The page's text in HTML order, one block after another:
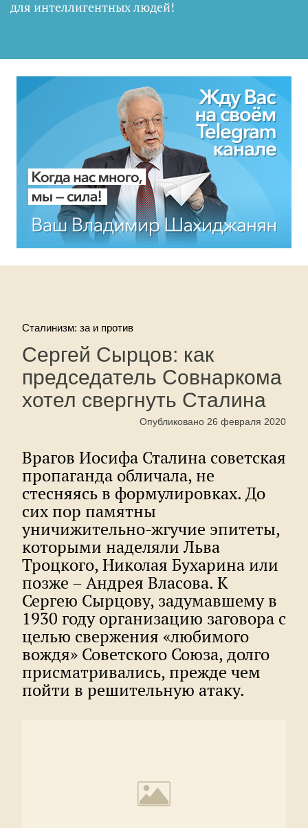
для интеллигентных людей!
Сталинизм: за и против
Сергей Сырцов: как
председатель Совнаркома
хотел свергнуть Сталина
Опубликовано 26 февраля 2020
Врагов Иосифа Сталина советская
пропаганда обличала, не
стесняясь в формулировках. До
сих пор памятны
уничижительно-жгучие эпитеты,
которыми наделяли Льва
Троцкого, Николая Бухарина или
позже – Андрея Власова. К
Сергею Сырцову, задумавшему в
1930 году организацию заговора с
целью свержения «любимого
вождя» Советского Союза, долго
присматривались, прежде чем
пойти в решительную атаку.